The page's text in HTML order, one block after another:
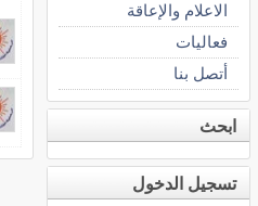
الاعلام والإعاقة
فعاليات
أتصل بنا
ابحث
تسجيل الدخول